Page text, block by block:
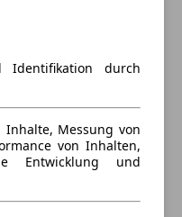
Identifikation durch
Inhalte, Messung von
von Inhalten,
Entwicklung und